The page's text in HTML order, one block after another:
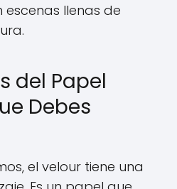
escenas llenas de
del Papel
Debes
el velour tiene una